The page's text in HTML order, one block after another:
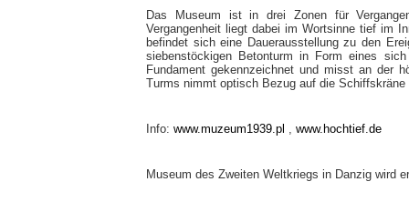
Das Museum ist in drei Zonen für
Vergangenheit liegt dabei im Wortsinne tief im
befindet sich eine Dauerausstellung zu den
siebenstöckigen Betonturm in Form eines
Fundament gekennzeichnet und misst an der
Turms nimmt optisch Bezug auf die
Info: www.muzeum1939.pl , www.hochtief.de
Museum des Zweiten Weltkriegs in Danzig wird